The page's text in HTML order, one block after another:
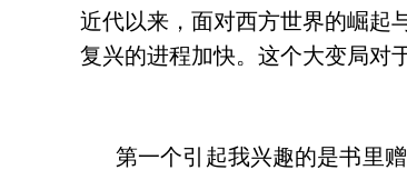
近代以来，面对西方世界的崛起
复兴的进程加快。这个大变局对
第一个引起我兴趣的是书里